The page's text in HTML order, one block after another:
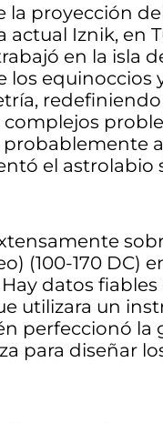
la proyección
actual Iznik, en
en la isla
equinoccios
el astrolabio
(100-170 DC)
datos
utilizara un
perfeccionó la
para diseñar